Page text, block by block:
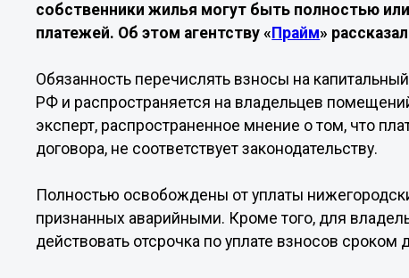
собственники жилья могут быть полностью
платежей. Об этом агентству « Прайм»
Обязанность перечислять взносы на
РФ и распространяется на владельцев
эксперт, распространенное мнение о том, что
договора, не соответствует законодательству.
Полностью освобождены от уплаты
признанных аварийными. Кроме того, для
действовать отсрочка по уплате взносов сроком